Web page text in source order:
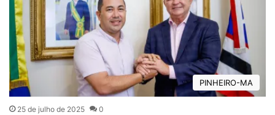
PINHEIRO-MA
25 de julho de 2025 0